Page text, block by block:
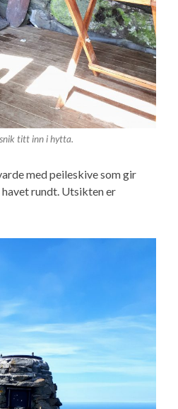
titt inn i hytta.
med peileskive som gir
rundt. Utsikten er